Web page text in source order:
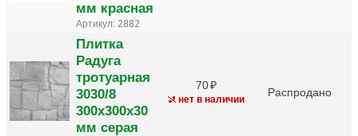
мм красная
Артикул: 2882
Плитка
Радуга
тротуарная
3030/8
300х300х30
мм серая
70
нет в наличии
Распродано